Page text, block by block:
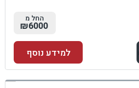
החל מ
₪6000
למידע נוסף